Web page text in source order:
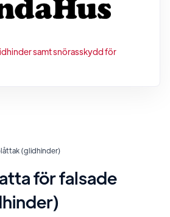
(glidhinder)
för falsade
samt snörasskydd för